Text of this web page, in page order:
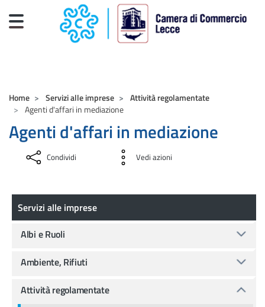
Salta al contenuto principale
Home Servizi alle imprese
Attività regolamentate
Agenti d'affari in mediazione
Agenti d'affari in mediazione
Condividi Vedi azioni
Servizi alle imprese
Servizi alle imprese
Albi e Ruoli
Ambiente, Rifiuti
Attività regolamentate